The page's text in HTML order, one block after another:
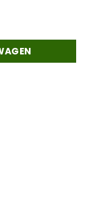
- Black - 300cm